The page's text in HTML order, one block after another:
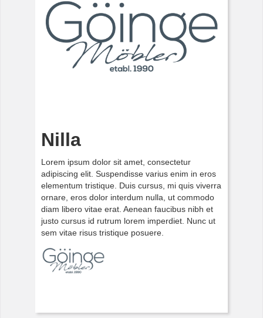
Nilla
Lorem ipsum dolor sit amet, consectetur
adipiscing elit. Suspendisse varius enim in eros
elementum tristique. Duis cursus, mi quis viverra
ornare, eros dolor interdum nulla, ut commodo
diam libero vitae erat. Aenean faucibus nibh et
justo cursus id rutrum lorem imperdiet. Nunc ut
sem vitae risus tristique posuere.